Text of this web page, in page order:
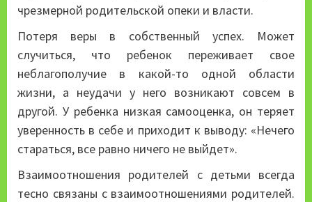
чрезмерной родительской опеки и власти.
Потеря веры в собственный успех. Может
случиться, что ребенок переживает свое
неблагополучие в какой-то одной области
жизни, а неудачи у него возникают совсем в
другой. У ребенка низкая самооценка, он теряет
уверенность в себе и приходит к выводу: «Нечего
стараться, все равно ничего не выйдет».
Взаимоотношения родителей с детьми всегда
тесно связаны с взаимоотношениями родителей.